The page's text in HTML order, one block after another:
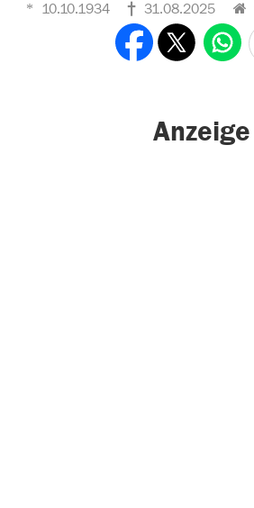
10.10.1934 31.08.2025
Anzeige